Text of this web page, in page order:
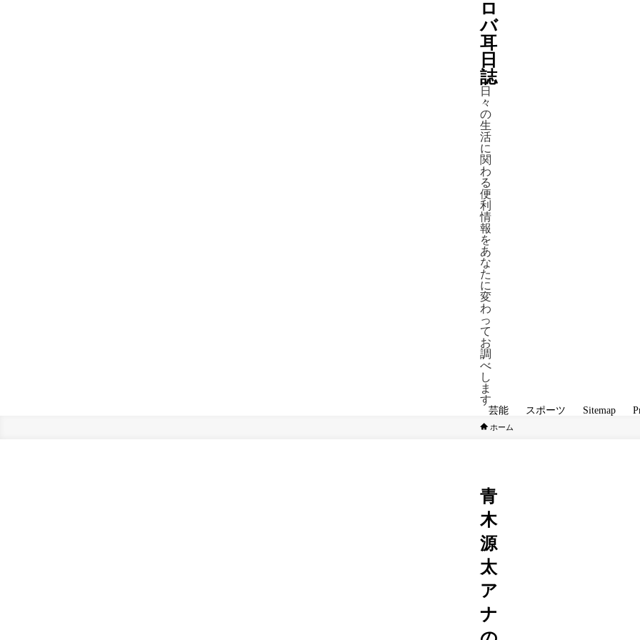
ロ
バ
耳
日
誌
日
々
の
生
活
に
関
わ
る
便
利
情
報
を
あ
な
た
に
変
わ
っ
て
お
調
べ
し
ま
す
芸能 スポーツ Sitemap
ホーム
青
木
源
太
ア
ナ